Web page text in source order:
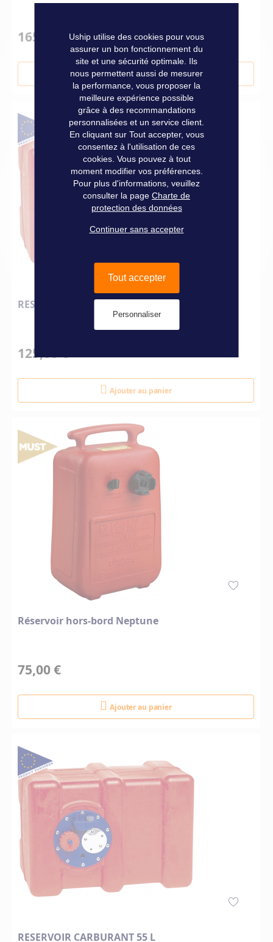
165,00 €
Ajouter au panier
RESERVOIR CARBURANT 42 L
125,00 €
Ajouter au panier
Réservoir hors-bord Neptune
75,00 €
Ajouter au panier
RESERVOIR CARBURANT 55 L
Uship utilise des cookies pour vous
assurer un bon fonctionnement du
site et une sécurité optimale. Ils
nous permettent aussi de mesurer
la performance, vous proposer la
meilleure expérience possible
grâce à des recommandations
personnalisées et un service client.
En cliquant sur Tout accepter, vous
consentez à l'utilisation de ces
cookies. Vous pouvez à tout
moment modifier vos préférences.
Pour plus d'informations, veuillez
consulter la page Charte de
protection des données
Continuer sans accepter
Tout accepter
Personnaliser